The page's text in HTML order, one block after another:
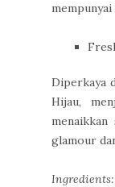
mempunyai
Diperkaya
Hijau,
glamour